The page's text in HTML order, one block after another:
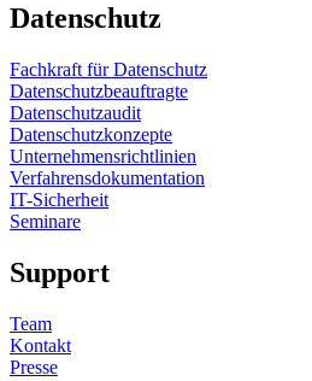
Datenschutz
Fachkraft für Datenschutz
Datenschutzbeauftragte
Datenschutzaudit
Datenschutzkonzepte
Unternehmensrichtlinien
Verfahrensdokumentation
IT-Sicherheit
Seminare
Support
Team
Kontakt
Presse